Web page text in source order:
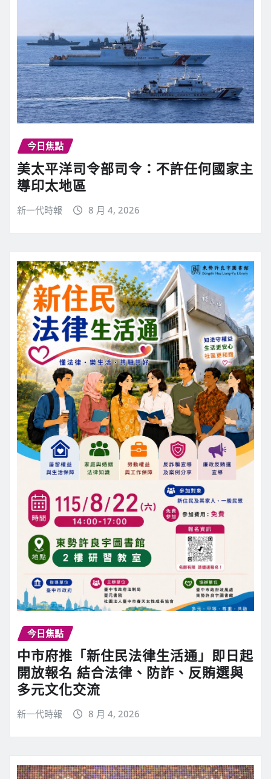
今日焦點
美太平洋司令部司令：不許任何國家主
導印太地區
新一代時報 8 月 4, 2026
今日焦點
中市府推「新住民法律生活通」即日起
開放報名 結合法律、防詐、反賄選與
多元文化交流
新一代時報 8 月 4, 2026